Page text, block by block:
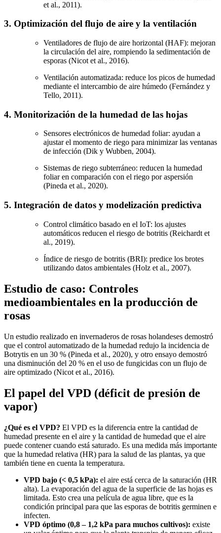
et al., 2011).
3. Optimización del flujo de aire y la ventilación
Ventiladores de flujo de aire horizontal (HAF): mejoran
la circulación del aire, rompiendo la sedimentación de
esporas (Nicot et al., 2016).
Ventilación automatizada: reduce los picos de humedad
mediante el intercambio de aire húmedo (Fernández y
Tello, 2011).
4. Monitorización de la humedad de las hojas
Sensores electrónicos de humedad foliar: ayudan a
ajustar el momento de riego para minimizar las ventanas
de infección (Dik y Wubben, 2004).
Sistemas de riego subterráneo: reducen la humedad
foliar en comparación con el riego por aspersión
(Pineda et al., 2020).
5. Integración de datos y modelización predictiva
Control climático basado en el IoT: los ajustes
automáticos reducen el riesgo de botritis (Reichardt et
al., 2019).
Índice de riesgo de botritis (BRI): predice los brotes
utilizando datos ambientales (Holz et al., 2007).
Estudio de caso: Controles
medioambientales en la producción de
rosas
Un estudio realizado en invernaderos de rosas holandeses demostró
que el control automatizado de la humedad redujo la incidencia de
Botrytis en un 30 % (Pineda et al., 2020), y otro ensayo demostró
una disminución del 20 % en el uso de fungicidas con un flujo de
aire optimizado (Nicot et al., 2016).
El papel del VPD (déficit de presión de
vapor)
¿Qué es el VPD? El VPD es la diferencia entre la cantidad de
humedad presente en el aire y la cantidad de humedad que el aire
puede contener cuando está saturado. Es una medida más importante
que la humedad relativa (HR) para la salud de las plantas, ya que
también tiene en cuenta la temperatura.
VPD bajo (< 0,5 kPa): el aire está cerca de la saturación (HR
alta). La evaporación del agua de la superficie de las hojas es
limitada. Esto crea una película de agua libre, que es la
condición principal para que las esporas de botritis germinen e
infecten.
VPD óptimo (0,8 – 1,2 kPa para muchos cultivos): existe